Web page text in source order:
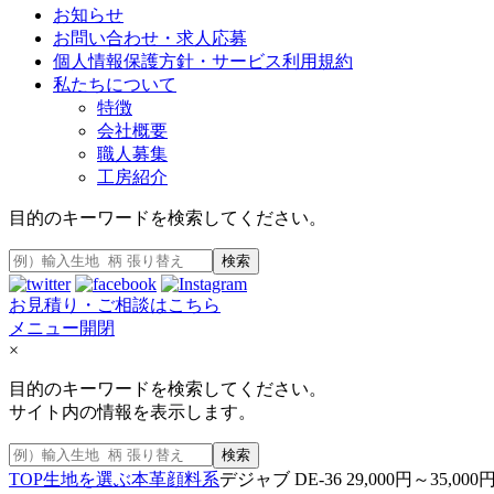
お知らせ
お問い合わせ・求人応募
個人情報保護方針・サービス利用規約
私たちについて
特徴
会社概要
職人募集
工房紹介
目的のキーワードを検索してください。
検索
お見積り・ご相談はこちら
メニュー開閉
×
目的のキーワードを検索してください。
サイト内の情報を表示します。
検索
TOP生地を選ぶ本革顔料系デジャブ DE-36 29,000円～35,000